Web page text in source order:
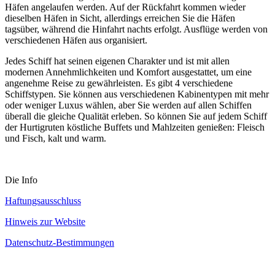
Häfen angelaufen werden. Auf der Rückfahrt kommen wieder
dieselben Häfen in Sicht, allerdings erreichen Sie die Häfen
tagsüber, während die Hinfahrt nachts erfolgt. Ausflüge werden von
verschiedenen Häfen aus organisiert.
Jedes Schiff hat seinen eigenen Charakter und ist mit allen
modernen Annehmlichkeiten und Komfort ausgestattet, um eine
angenehme Reise zu gewährleisten. Es gibt 4 verschiedene
Schiffstypen. Sie können aus verschiedenen Kabinentypen mit mehr
oder weniger Luxus wählen, aber Sie werden auf allen Schiffen
überall die gleiche Qualität erleben. So können Sie auf jedem Schiff
der Hurtigruten köstliche Buffets und Mahlzeiten genießen: Fleisch
und Fisch, kalt und warm.
Die Info
Haftungsausschluss
Hinweis zur Website
Datenschutz-Bestimmungen